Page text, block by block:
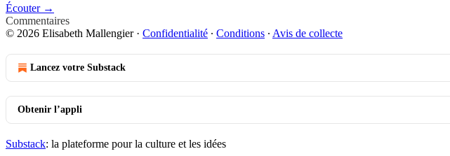
Écouter →
Commentaires
© 2026 Elisabeth Mallengier· Confidentialité ∙ Conditions ∙ Avis de collecte
Lancez votre Substack
Obtenir l’appli
Substack: la plateforme pour la culture et les idées